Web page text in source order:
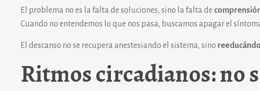
El problema no es la falta de soluciones, sino la falta de
Cuando no entendemos lo que nos pasa, buscamos apagar el
El descanso no se recupera anestesiando el sistema, sino
Ritmos circadianos: no